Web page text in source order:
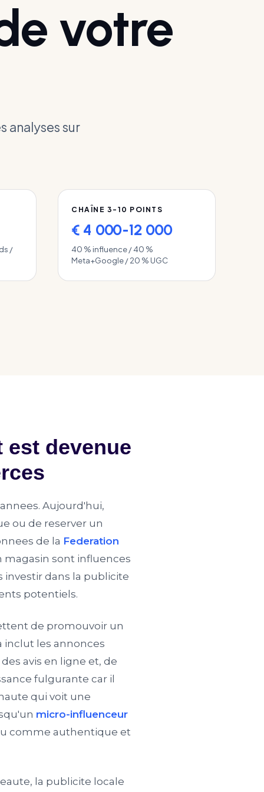
votre
analyses sur
/
CHAÎNE 3-10 POINTS
€ 4 000-12 000
40 % influence / 40 %
Meta+Google / 20 % UGC
devenue
Aujourd'hui,
ou de reserver un
de la Federation
magasin sont influences
dans la publicite
potentiels.
de promouvoir un
inclut les annonces
avis en ligne et, de
fulgurante car il
qui voit une
micro-influenceur
comme authentique et
la publicite locale